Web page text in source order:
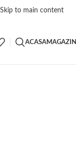
Skip to main content
ACASAMAGAZIN